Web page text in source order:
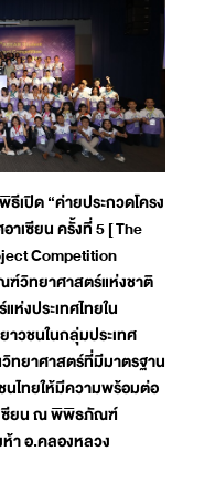
เปิด “ค่ายประกวดโครง
าเซียน ครั้งที่ 5 [ The
Competition
ฑ์วิทยาศาสตร์แห่งชาติ
งประเทศไทยใน
าวชนในกลุ่มประเทศ
วิทยาศาสตร์ที่มีมาตรฐาน
นไทยให้มีความพร้อมต่อ
เซียน ณ พิพิธภัณฑ์
า อ.คลองหลวง